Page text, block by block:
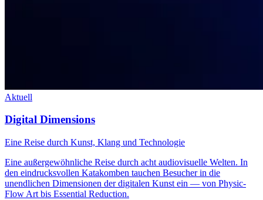
Aktuell
Digital Dimensions
Eine Reise durch Kunst, Klang und Technologie
Eine außergewöhnliche Reise durch acht audiovisuelle Welten. In
den eindrucksvollen Katakomben tauchen Besucher in die
unendlichen Dimensionen der digitalen Kunst ein — von Physic-
Flow Art bis Essential Reduction.